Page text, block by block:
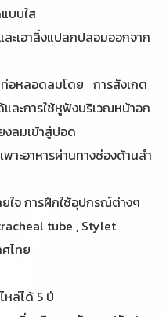
บบใส
ะเอาสิ่งแปลกปลอมออกจาก
อหลอดลมโดย การสังเกต
ละการใช้หูฟังบริเวณหน้าอก
งลมเข้าสู่ปอด
าะอาหารผ่านทางช่องด้านลำ
ใจ การฝึกใช้อุปกรณ์ต่างๆ
tube , Stylet
ไทย
หล่ได้ 5 ปี